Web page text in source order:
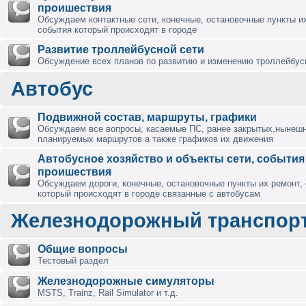
проишествия
Обсуждаем контактные сети, конечные, остановочные пункты
события который происходят в городе
Развитие троллейбусной сети
Обсуждение всех планов по развитию и изменению
Автобус
Подвижной состав, маршруты, графики
Обсуждаем все вопросы, касаемые ПС, ранее
планируемых маршрутов а также графиков их движения
Автобусное хозяйство и объекты сети,
проишествия
Обсуждаем дороги, конечные, остановочные пункты их ремонт,
который происходят в городе связанные с автобусам
Железнодорожный
Общие вопросы
Тестовый раздел
Железнодорожные симуляторы
MSTS, Trainz, Rail Simulator и т.д.